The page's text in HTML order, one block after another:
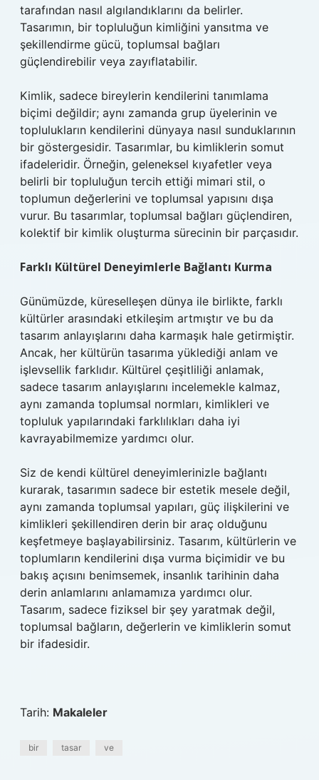
tarafından nasıl algılandıklarını da belirler.
Tasarımın, bir topluluğun kimliğini yansıtma ve
şekillendirme gücü, toplumsal bağları
güçlendirebilir veya zayıflatabilir.
Kimlik, sadece bireylerin kendilerini tanımlama
biçimi değildir; aynı zamanda grup üyelerinin ve
toplulukların kendilerini dünyaya nasıl sunduklarının
bir göstergesidir. Tasarımlar, bu kimliklerin somut
ifadeleridir. Örneğin, geleneksel kıyafetler veya
belirli bir topluluğun tercih ettiği mimari stil, o
toplumun değerlerini ve toplumsal yapısını dışa
vurur. Bu tasarımlar, toplumsal bağları güçlendiren,
kolektif bir kimlik oluşturma sürecinin bir parçasıdır.
Farklı Kültürel Deneyimlerle Bağlantı Kurma
Günümüzde, küreselleşen dünya ile birlikte, farklı
kültürler arasındaki etkileşim artmıştır ve bu da
tasarım anlayışlarını daha karmaşık hale getirmiştir.
Ancak, her kültürün tasarıma yüklediği anlam ve
işlevsellik farklıdır. Kültürel çeşitliliği anlamak,
sadece tasarım anlayışlarını incelemekle kalmaz,
aynı zamanda toplumsal normları, kimlikleri ve
topluluk yapılarındaki farklılıkları daha iyi
kavrayabilmemize yardımcı olur.
Siz de kendi kültürel deneyimlerinizle bağlantı
kurarak, tasarımın sadece bir estetik mesele değil,
aynı zamanda toplumsal yapıları, güç ilişkilerini ve
kimlikleri şekillendiren derin bir araç olduğunu
keşfetmeye başlayabilirsiniz. Tasarım, kültürlerin ve
toplumların kendilerini dışa vurma biçimidir ve bu
bakış açısını benimsemek, insanlık tarihinin daha
derin anlamlarını anlamamıza yardımcı olur.
Tasarım, sadece fiziksel bir şey yaratmak değil,
toplumsal bağların, değerlerin ve kimliklerin somut
bir ifadesidir.
Tarih: Makaleler
bir tasar ve